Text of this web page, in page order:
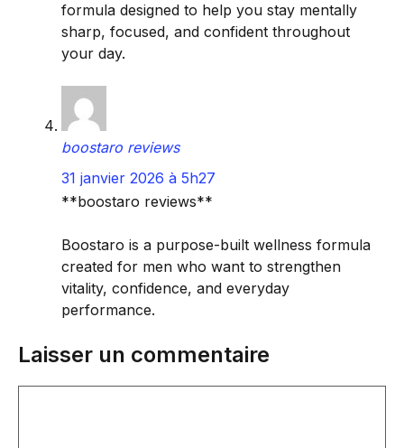
formula designed to help you stay mentally
sharp, focused, and confident throughout
your day.
boostaro reviews
31 janvier 2026 à 5h27
**boostaro reviews**
Boostaro is a purpose-built wellness formula
created for men who want to strengthen
vitality, confidence, and everyday
performance.
Laisser un commentaire